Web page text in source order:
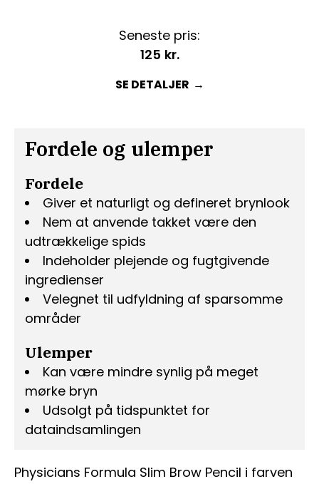
Physicians Formula Slim Brow Pencil i farven
Fordele og ulemper
Fordele
Giver et naturligt og defineret brynlook
Nem at anvende takket være den
udtrækkelige spids
Indeholder plejende og fugtgivende
ingredienser
Velegnet til udfyldning af sparsomme
områder
Ulemper
Kan være mindre synlig på meget
mørke bryn
Udsolgt på tidspunktet for
dataindsamlingen
Seneste pris:
125 kr.
SE DETALJER